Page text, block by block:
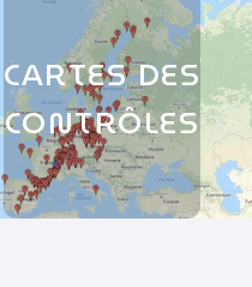
CARTES DES
CONTRÔLES